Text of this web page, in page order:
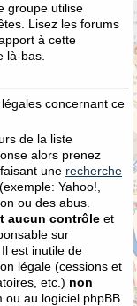
groupe utilise
Lisez les forums
à cette
là-bas.
concernant ce
de la liste
alors prenez
une recherche
Yahoo!,
ou des abus.
aucun contrôle et
sur
est inutile de
légale (cessions et
etc.) non
ou au logiciel phpBB